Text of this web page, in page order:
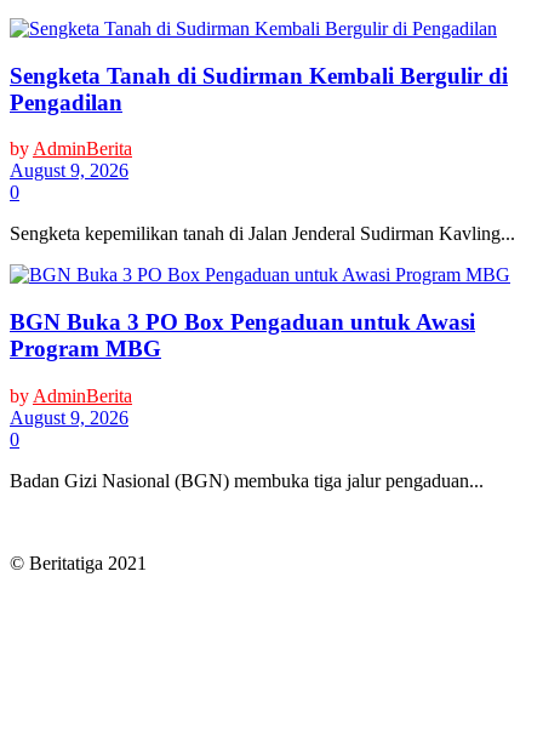
Sengketa Tanah di Sudirman Kembali Bergulir di
Pengadilan
by AdminBerita
August 9, 2026
0
Sengketa kepemilikan tanah di Jalan Jenderal Sudirman Kavling...
BGN Buka 3 PO Box Pengaduan untuk Awasi
Program MBG
by AdminBerita
August 9, 2026
0
Badan Gizi Nasional (BGN) membuka tiga jalur pengaduan...
© Beritatiga 2021